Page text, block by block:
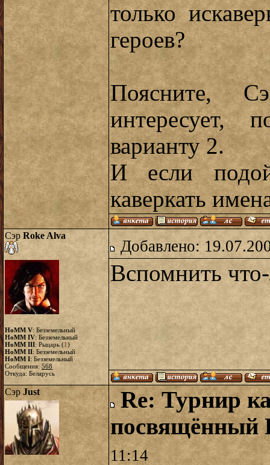
только
героев?
Поясните,
интересует,
варианту 2.
И если
каверкать
Сэр Roke Alva
HoMM V: Безземельный
HoMM IV: Безземельный
HoMM III: Рыцарь (1)
HoMM II: Безземельный
HoMM I: Безземельный
Сообщения: 568
Откуда: Беларусь
Добавлено:
Вспомнить
Сэр Just
Re: Турнир
11:14